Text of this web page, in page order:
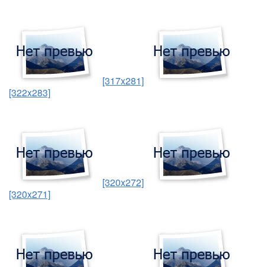
[317x281]
[322x283]
[320x272]
[320x271]